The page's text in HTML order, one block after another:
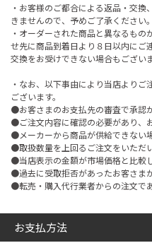
・お客様のご都合による返品・交
きませんので、予めご了承ください。
・オーダーされた商品と異なるも
せ先に商品到着日より８日以内にご
交換をお受けできない場合もございま
・なお、以下事由により当店より
ございます。
●お客さまのお支払先の審査で承認
●ご注文内容に確認の必要があり、
●メーカーから商品が供給できない
●取扱数量を上回るご注文をいただ
●当店表示の金額が市場価格と比較
●過去に受取拒否があったお客さま
●転売・購入代行業者からの注文で
お支払方法